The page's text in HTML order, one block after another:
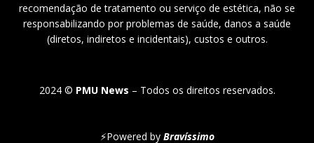
recomendação de tratamento ou serviço de estética, não se
responsabilizando por problemas de saúde, danos a saúde
(diretos, indiretos e incidentais), custos e outros.
2024 © PMU News – Todos os direitos reservados.
⚡Powered by Bravíssimo